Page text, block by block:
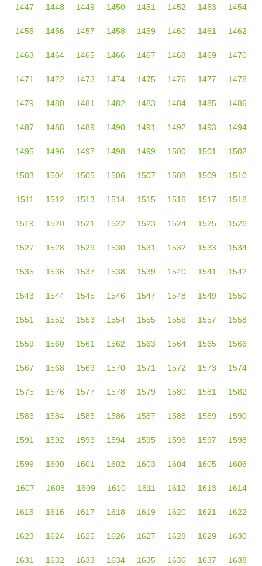
1447 1448 1449 1450 1451 1452 1453 1454
1455 1456 1457 1458 1459 1460 1461 1462
1463 1464 1465 1466 1467 1468 1469 1470
1471 1472 1473 1474 1475 1476 1477 1478
1479 1480 1481 1482 1483 1484 1485 1486
1487 1488 1489 1490 1491 1492 1493 1494
1495 1496 1497 1498 1499 1500 1501 1502
1503 1504 1505 1506 1507 1508 1509 1510
1511 1512 1513 1514 1515 1516 1517 1518
1519 1520 1521 1522 1523 1524 1525 1526
1527 1528 1529 1530 1531 1532 1533 1534
1535 1536 1537 1538 1539 1540 1541 1542
1543 1544 1545 1546 1547 1548 1549 1550
1551 1552 1553 1554 1555 1556 1557 1558
1559 1560 1561 1562 1563 1564 1565 1566
1567 1568 1569 1570 1571 1572 1573 1574
1575 1576 1577 1578 1579 1580 1581 1582
1583 1584 1585 1586 1587 1588 1589 1590
1591 1592 1593 1594 1595 1596 1597 1598
1599 1600 1601 1602 1603 1604 1605 1606
1607 1608 1609 1610 1611 1612 1613 1614
1615 1616 1617 1618 1619 1620 1621 1622
1623 1624 1625 1626 1627 1628 1629 1630
1631 1632 1633 1634 1635 1636 1637 1638